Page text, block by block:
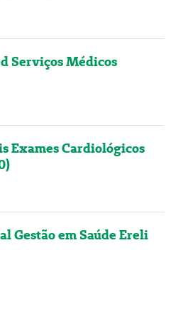
Serviços Médicos
Exames Cardiológicos
Gestão em Saúde Ereli